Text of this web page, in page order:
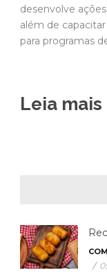
desenvolve
além de
para programas
Leia mais
/